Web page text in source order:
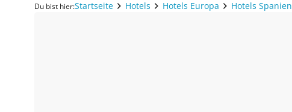
Du bist hier:Startseite Hotels Hotels Europa Hotels Spanien